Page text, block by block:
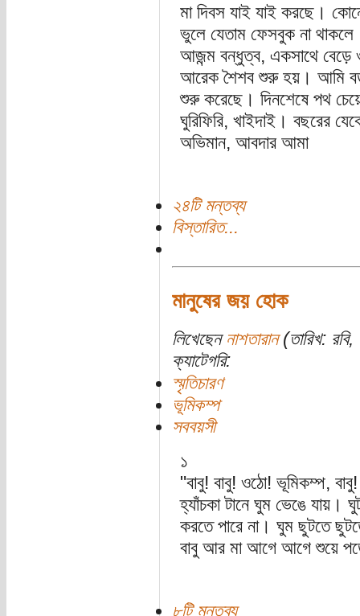
মা দিবস যাই যাই করছে।
ভুলে যেতাম ফেসবুক না
আজন্ম বন্ধুত্ব, একসাথে বেড়ে
আরেক শৈশব শুরু হয়। আমি বড়
শুরু করেছে। দিনশেষে পথ
ঘুরিফিরি, খাইদাই। বছরের
অভিমান, আবদার আমা
২৪টি মন্তব্য
বিস্তারিত...
মানুষের জয় হোক
লিখেছেন নাশতারান(তারিখ:
ক্যাটেগরি:
স্মৃতিচারণ
ভূমিকম্প
সববয়সী
১
"বাবু! বাবু! ওঠো! ভূমিকম্প,
হ্যাঁচকা টানে ঘুম ভেঙে যায়।
করতে পারে না। ঘুম ছুটতে
বাবু আর মা আগে আগে শুয়ে
৮টি মন্তব্য